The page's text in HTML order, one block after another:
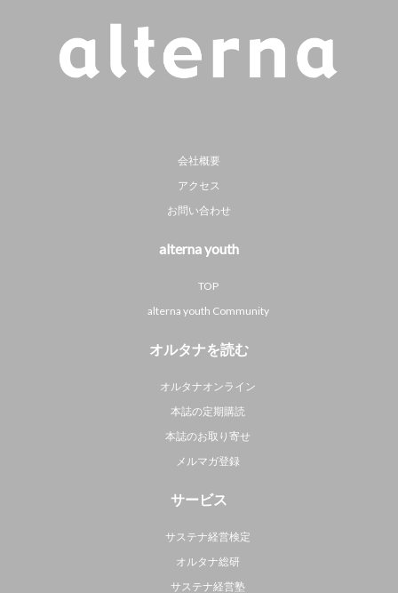
会社概要
アクセス
お問い合わせ
alterna youth
TOP
alterna youth Community
オルタナを読む
オルタナオンライン
本誌の定期購読
本誌のお取り寄せ
メルマガ登録
サービス
サステナ経営検定
オルタナ総研
サステナ経営塾